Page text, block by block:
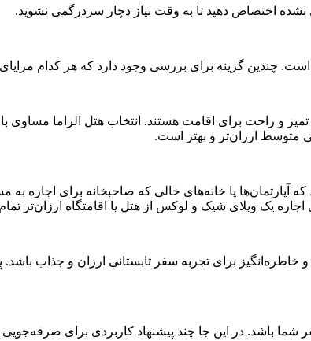
نشده اختصاص دهید تا به وقت نیاز دچار سردرگمی نشوید.
چندین گزینه برای بررسی وجود دارد که هر کدام مزایای
و راحت برای اقامت هستند. انتخاب هتل الزاما مساوی
متوسط ارزان‌تر و بهتر است.
آپارتمان‌ها یا خانه‌های خالی که صاحبخانه برای اجاره
یک ویلای شیک و لوکس از هتل یا اقامتگاه ارزان‌تر
خاطره‌انگیز برای تجربه سفر تابستانی ارزان و جذاب
باشد. در این جا چند پیشنهاد کاربردی برای صرفه‌جویی